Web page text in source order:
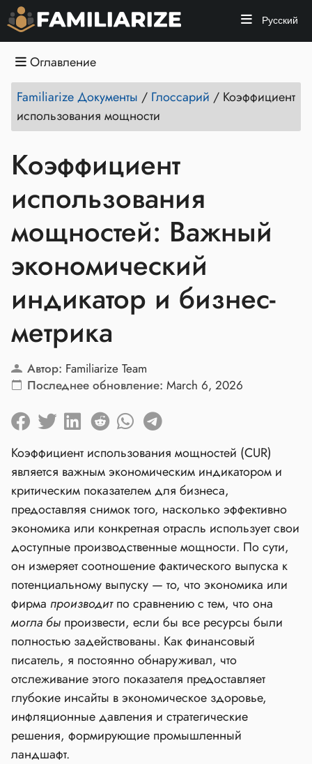
Русский
Оглавление
Familiarize Документы / Глоссарий / Коэффициент
использования мощности
Коэффициент
использования
мощностей: Важный
экономический
индикатор и бизнес-
метрика
Автор: Familiarize Team
Последнее обновление: March 6, 2026
Коэффициент использования мощностей (CUR)
является важным экономическим индикатором и
критическим показателем для бизнеса,
предоставляя снимок того, насколько эффективно
экономика или конкретная отрасль использует свои
доступные производственные мощности. По сути,
он измеряет соотношение фактического выпуска к
потенциальному выпуску — то, что экономика или
фирма производитпо сравнению с тем, что она
могла бы произвести, если бы все ресурсы были
полностью задействованы. Как финансовый
писатель, я постоянно обнаруживал, что
отслеживание этого показателя предоставляет
глубокие инсайты в экономическое здоровье,
инфляционные давления и стратегические
решения, формирующие промышленный
ландшафт.